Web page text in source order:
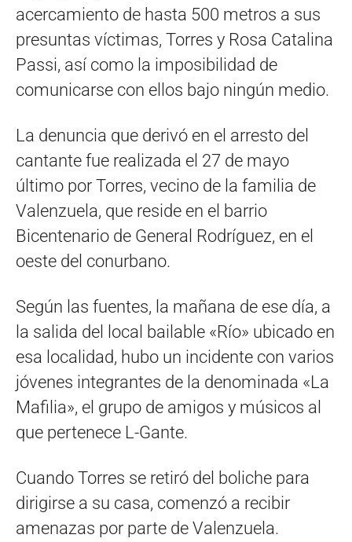
acercamiento de hasta 500 metros a sus
presuntas víctimas, Torres y Rosa Catalina
Passi, así como la imposibilidad de
comunicarse con ellos bajo ningún medio.
La denuncia que derivó en el arresto del
cantante fue realizada el 27 de mayo
último por Torres, vecino de la familia de
Valenzuela, que reside en el barrio
Bicentenario de General Rodríguez, en el
oeste del conurbano.
Según las fuentes, la mañana de ese día, a
la salida del local bailable «Río» ubicado en
esa localidad, hubo un incidente con varios
jóvenes integrantes de la denominada «La
Mafilia», el grupo de amigos y músicos al
que pertenece L-Gante.
Cuando Torres se retiró del boliche para
dirigirse a su casa, comenzó a recibir
amenazas por parte de Valenzuela.